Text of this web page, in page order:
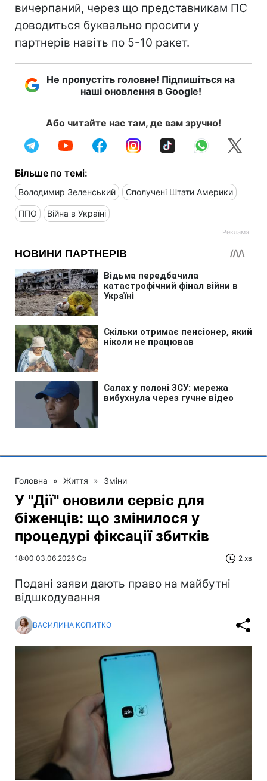
вичерпаний, через що представникам ПС
доводиться буквально просити у
партнерів навіть по 5-10 ракет.
Не пропустіть головне! Підпишіться на
наші оновлення в Google!
Або читайте нас там, де вам зручно!
Більше по темі:
Володимир Зеленський Сполучені Штати Америки
ППО Війна в Україні
Головна » Життя » Зміни
У "Дії" оновили сервіс для
біженців: що змінилося у
процедурі фіксації збитків
18:00 03.06.2026 Ср 2 хв
Подані заяви дають право на майбутні
відшкодування
ВАСИЛИНА КОПИТКО